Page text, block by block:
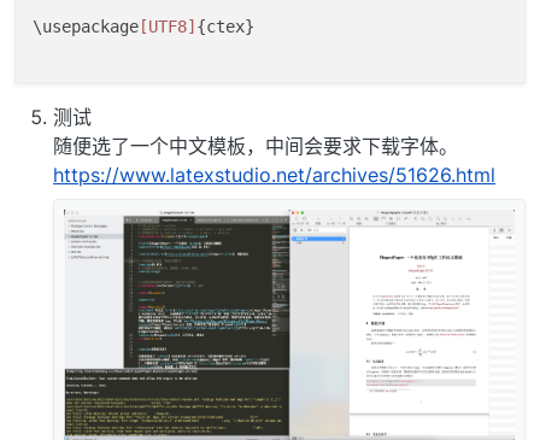
\usepackage [UTF8] {ctex}
测试
随便选了一个中文模板，中间会要求下载字体。
https://www.latexstudio.net/archives/51626.html